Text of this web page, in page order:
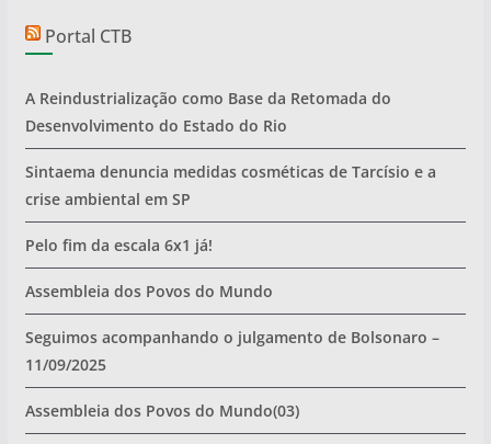
Portal CTB
A Reindustrialização como Base da Retomada do
Desenvolvimento do Estado do Rio
Sintaema denuncia medidas cosméticas de Tarcísio e a
crise ambiental em SP
Pelo fim da escala 6x1 já!
Assembleia dos Povos do Mundo
Seguimos acompanhando o julgamento de Bolsonaro –
11/09/2025
Assembleia dos Povos do Mundo(03)